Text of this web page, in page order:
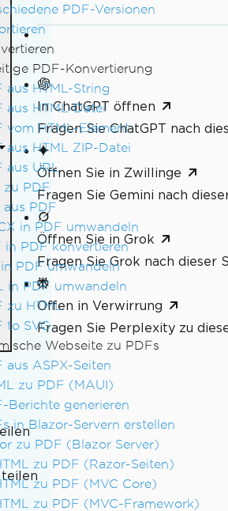
PDF-Versionen
PDF-Konvertierung
aus HTML-String
aus HTML-Datei
vom HTML-Element
aus HTML ZIP-Datei
aus URL
zu PDF
aus PDF
in PDF umwandeln
in PDF konvertieren
PDF umwandeln
in PDF umwandeln
zu HTML
to SVG
Webseite zu PDFs
aus ASPX-Seiten
zu PDF (MAUI)
Berichte generieren
in Blazor-Servern erstellen
zu PDF (Blazor Server)
zu PDF (Razor-Seiten)
zu PDF (MVC Core)
zu PDF (MVC-Framework)
In ChatGPT öffnen
Fragen Sie ChatGPT nach
Öffnen Sie in Zwillinge
Fragen Sie Gemini nach
Öffnen Sie in Grok
Fragen Sie Grok nach dieser
Offen in Verwirrung
Fragen Sie Perplexity zu